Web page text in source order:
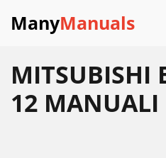
ManyManuals
MITSUBISHI
12 MANUALI